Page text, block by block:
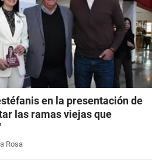
en la presentación de
las ramas viejas que
Rosa